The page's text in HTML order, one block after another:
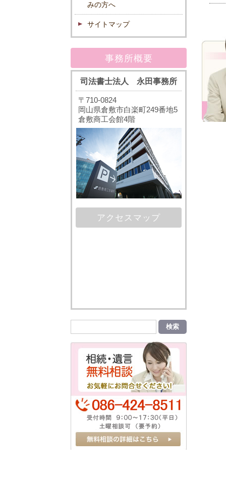
みの方へ
サイトマップ
事務所概要
司法書士法人 永田事務所
〒710-0824
岡山県倉敷市白楽町249番地5
倉敷商工会館4階
アクセスマップ